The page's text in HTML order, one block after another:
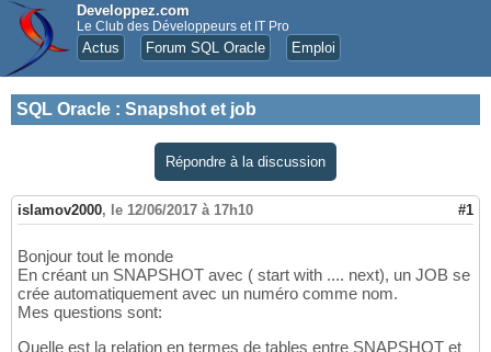
Developpez.com
Le Club des Développeurs et IT Pro
Actus Forum SQL Oracle Emploi
SQL Oracle : Snapshot et job
Répondre à la discussion
islamov2000, le 12/06/2017 à 17h10 #1
Bonjour tout le monde
En créant un SNAPSHOT avec ( start with .... next), un JOB se
crée automatiquement avec un numéro comme nom.
Mes questions sont:
Quelle est la relation en termes de tables entre SNAPSHOT et